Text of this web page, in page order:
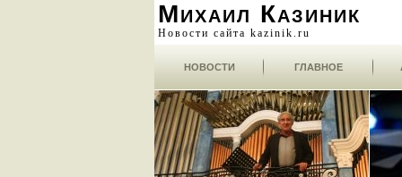
Михаил Казиник
Новости сайта kazinik.ru
НОВОСТИ ГЛАВНОЕ